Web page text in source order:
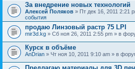
За внедрение новых технологий
Алексей Поляков » Пт дек 16, 2011 2:21
события
продаю Линзовый растр 75 LPI
mir3d.kg » Сб ноя 26, 2011 2:55 pm » в
Курск в объёме
AnDrian » Чт ноя 10, 2011 9:10 am » в
Предлагаю материалы для 3D